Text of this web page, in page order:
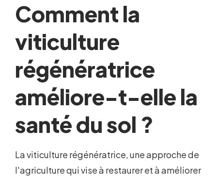
Comment la
viticulture
régénératrice
améliore-t-elle la
santé du sol ?
La viticulture régénératrice, une approche de
l'agriculture qui vise à restaurer et à améliorer